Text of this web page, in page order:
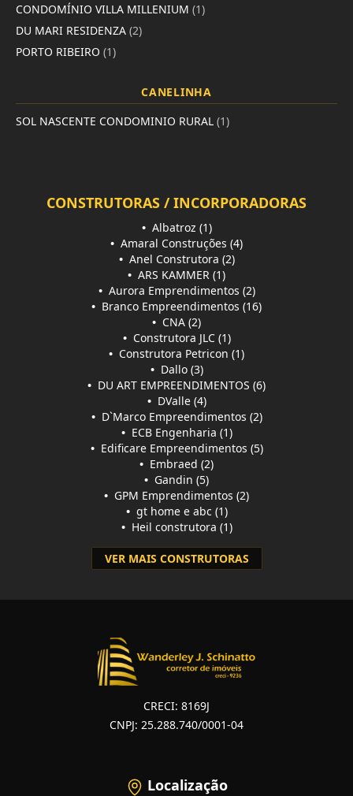
CONDOMÍNIO VILLA MILLENIUM (1)
DU MARI RESIDENZA (2)
PORTO RIBEIRO (1)
CANELINHA
SOL NASCENTE CONDOMINIO RURAL (1)
CONSTRUTORAS / INCORPORADORAS
• Albatroz (1)
• Amaral Construções (4)
• Anel Construtora (2)
• ARS KAMMER (1)
• Aurora Emprendimentos (2)
• Branco Empreendimentos (16)
• CNA (2)
• Construtora JLC (1)
• Construtora Petricon (1)
• Dallo (3)
• DU ART EMPREENDIMENTOS (6)
• DValle (4)
• D`Marco Empreendimentos (2)
• ECB Engenharia (1)
• Edificare Empreendimentos (5)
• Embraed (2)
• Gandin (5)
• GPM Emprendimentos (2)
• gt home e abc (1)
• Heil construtora (1)
VER MAIS CONSTRUTORAS
CRECI: 8169J
CNPJ: 25.288.740/0001-04
Localização